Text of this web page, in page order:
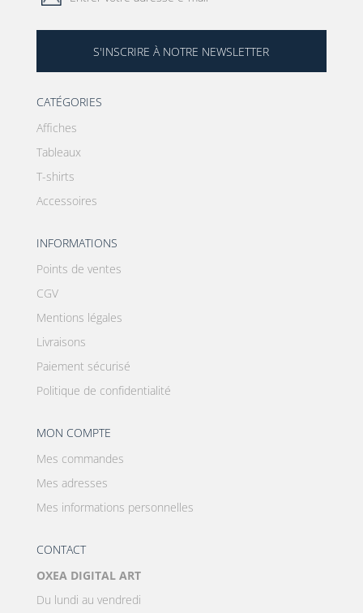
S'INSCRIRE À NOTRE NEWSLETTER
CATÉGORIES
Affiches
Tableaux
T-shirts
Accessoires
INFORMATIONS
Points de ventes
CGV
Mentions légales
Livraisons
Paiement sécurisé
Politique de confidentialité
MON COMPTE
Mes commandes
Mes adresses
Mes informations personnelles
CONTACT
OXEA DIGITAL ART
Du lundi au vendredi